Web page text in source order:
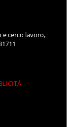
e cerco lavoro,